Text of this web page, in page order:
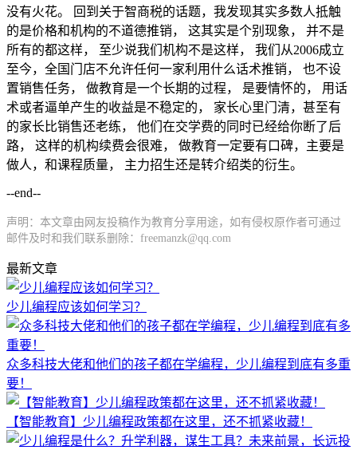
没有火花。 回到关于智商税的话题，我发现其实多数人抵触
的是价格和机构的不道德推销， 这其实是个别现象， 并不是
所有的都这样， 至少说我们机构不是这样， 我们从2006成立
至今，全国门店不允许任何一家利用什么话术推销， 也不设
置销售任务， 做教育是一个长期的过程， 是要情怀的， 用话
术或者逼单产生的收益是不稳定的， 家长心里门清，甚至有
的家长比销售还老练， 他们在交学费的同时已经给你断了后
路， 这样的机构续费会很难， 做教育一定要有口碑，主要是
做人，和课程质量， 主力招生还是转介绍类的衍生。
--end--
声明：本文章由网友投稿作为教育分享用途，如有侵权原作者可通过
邮件及时和我们联系删除：freemanzk@qq.com
最新文章
少儿编程应该如何学习？
众多科技大佬和他们的孩子都在学编程，少儿编程到底有多重
要！
【智能教育】少儿编程政策都在这里，还不抓紧收藏！